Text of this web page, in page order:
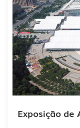
Exposição de